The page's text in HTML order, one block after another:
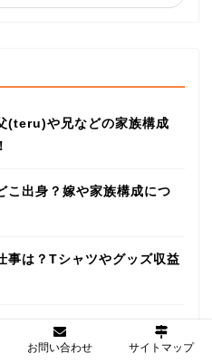
(teru)や兄などの家族構成
こ出身？嫁や家族構成につ
事は？Tシャツやグッズ収益
ライン予約できる？中身ネ
お問い合わせ サイトマップ